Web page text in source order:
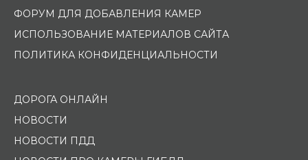
ФОРУМ ДЛЯ ДОБАВЛЕНИЯ КАМЕР
ИСПОЛЬЗОВАНИЕ МАТЕРИАЛОВ САЙТА
ПОЛИТИКА КОНФИДЕНЦИАЛЬНОСТИ
ДОРОГА ОНЛАЙН
НОВОСТИ
НОВОСТИ ПДД